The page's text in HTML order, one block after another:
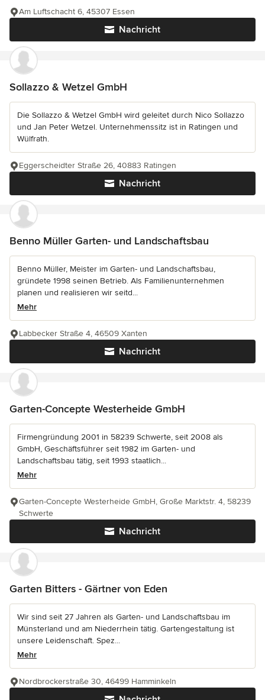
Nachricht
Am Luftschacht 6, 45307 Essen
Sollazzo & Wetzel GmbH
Die Sollazzo & Wetzel GmbH wird geleitet durch Nico Sollazzo
und Jan Peter Wetzel. Unternehmenssitz ist in Ratingen und
Wülfrath.
Nachricht
Eggerscheidter Straße 26, 40883 Ratingen
Benno Müller Garten- und Landschaftsbau
Benno Müller, Meister im Garten- und Landschaftsbau,
gründete 1998 seinen Betrieb. Als Familienunternehmen
planen und realisieren wir seitd...
Mehr
Nachricht
Labbecker Straße 4, 46509 Xanten
Garten-Concepte Westerheide GmbH
Firmengründung 2001 in 58239 Schwerte, seit 2008 als
GmbH, Geschäftsführer seit 1982 im Garten- und
Landschaftsbau tätig, seit 1993 staatlich...
Mehr
Nachricht
Garten-Concepte Westerheide GmbH, Große Marktstr. 4, 58239
Schwerte
Garten Bitters - Gärtner von Eden
Wir sind seit 27 Jahren als Garten- und Landschaftsbau im
Münsterland und am Niederrhein tätig. Gartengestaltung ist
unsere Leidenschaft. Spez...
Mehr
Nordbrockerstraße 30, 46499 Hamminkeln